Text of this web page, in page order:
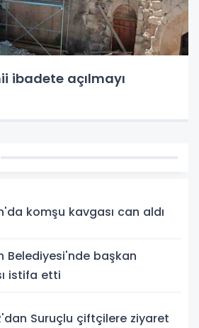
ibadete açılmayı
komşu kavgası can aldı
Belediyesi'nde başkan
istifa etti
Suruçlu çiftçilere ziyaret